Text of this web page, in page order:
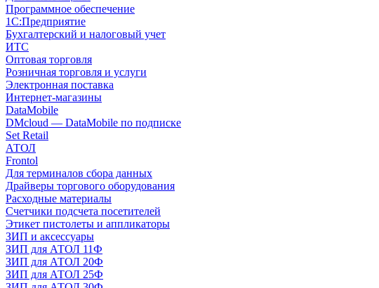
Программное обеспечение
1С:Предприятие
Бухгалтерский и налоговый учет
ИТС
Оптовая торговля
Розничная торговля и услуги
Электронная поставка
Интернет-магазины
DataMobile
DMcloud — DataMobile по подписке
Set Retail
АТОЛ
Frontol
Для терминалов сбора данных
Драйверы торгового оборудования
Расходные материалы
Счетчики подсчета посетителей
Этикет пистолеты и аппликаторы
ЗИП и аксессуары
ЗИП для АТОЛ 11Ф
ЗИП для АТОЛ 20Ф
ЗИП для АТОЛ 25Ф